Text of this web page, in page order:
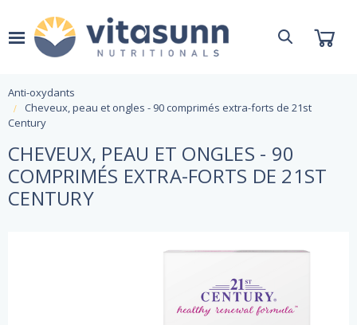
Anti-oxydants
Cheveux, peau et ongles - 90 comprimés extra-forts de 21st
Century
CHEVEUX, PEAU ET ONGLES - 90
COMPRIMÉS EXTRA-FORTS DE 21ST
CENTURY